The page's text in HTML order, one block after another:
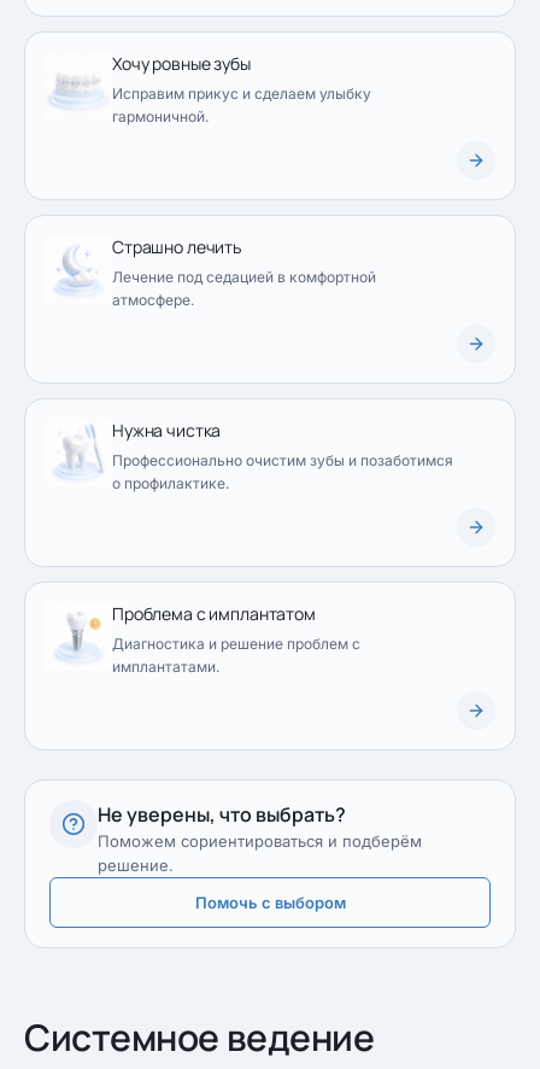
Хочу ровные зубы
Исправим прикус и сделаем улыбку
гармоничной.
Страшно лечить
Лечение под седацией в комфортной
атмосфере.
Нужна чистка
Профессионально очистим зубы и позаботимся
о профилактике.
Проблема с имплантатом
Диагностика и решение проблем с
имплантатами.
Не уверены, что выбрать?
Поможем сориентироваться и подберём
решение.
Помочь с выбором
Системное ведение